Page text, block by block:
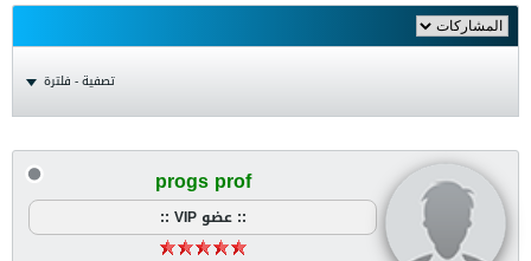
تصفية - فلترة
progs prof
:: عضو VIP ::